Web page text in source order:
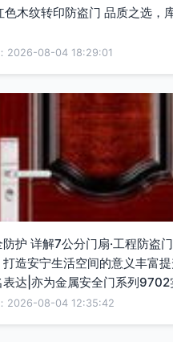
色木纹转印防盗门 品质之选，
2026-08-04 18:29:01
护 详解7公分门扇·工程防盗
打造安宁生活空间的意义丰富
达|亦为金属安全门系列9702
2026-08-04 12:35:42